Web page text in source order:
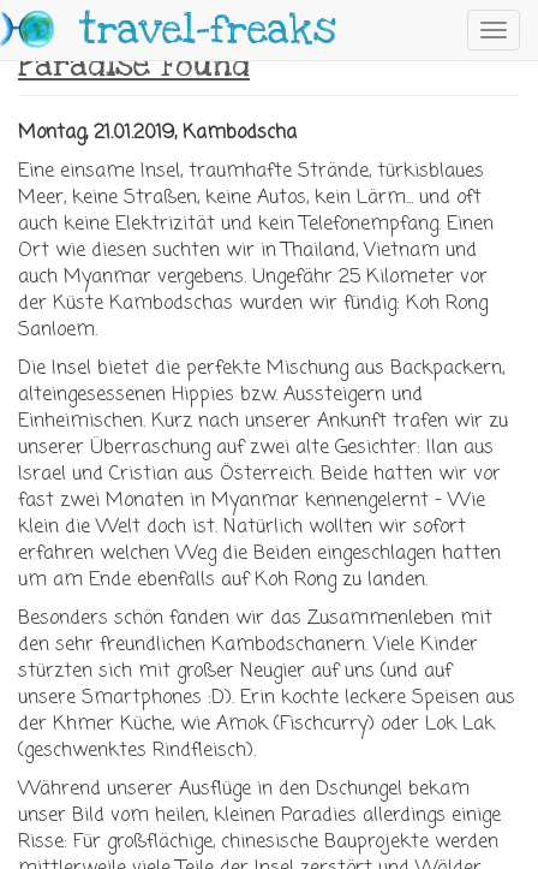
Skip to main contenttravel-freaks
Paradise Found
Montag, 21.01.2019, Kambodscha
Eine einsame Insel, traumhafte Strände, türkisblaues
Meer, keine Straßen, keine Autos, kein Lärm... und oft
auch keine Elektrizität und kein Telefonempfang. Einen
Ort wie diesen suchten wir in Thailand, Vietnam und
auch Myanmar vergebens. Ungefähr 25 Kilometer vor
der Küste Kambodschas wurden wir fündig: Koh Rong
Sanloem.
Die Insel bietet die perfekte Mischung aus Backpackern,
alteingesessenen Hippies bzw. Aussteigern und
Einheimischen. Kurz nach unserer Ankunft trafen wir zu
unserer Überraschung auf zwei alte Gesichter: Ilan aus
Israel und Cristian aus Österreich. Beide hatten wir vor
fast zwei Monaten in Myanmar kennengelernt - Wie
klein die Welt doch ist. Natürlich wollten wir sofort
erfahren welchen Weg die Beiden eingeschlagen hatten
um am Ende ebenfalls auf Koh Rong zu landen.
Besonders schön fanden wir das Zusammenleben mit
den sehr freundlichen Kambodschanern. Viele Kinder
stürzten sich mit großer Neugier auf uns (und auf
unsere Smartphones :D). Erin kochte leckere Speisen aus
der Khmer Küche, wie Amok (Fischcurry) oder Lok Lak
(geschwenktes Rindfleisch).
Während unserer Ausflüge in den Dschungel bekam
unser Bild vom heilen, kleinen Paradies allerdings einige
Risse: Für großflächige, chinesische Bauprojekte werden